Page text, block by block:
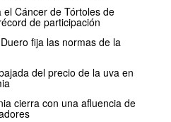
el Cáncer de Tórtoles de
de participación
fija las normas de la
del precio de la uva en
cierra con una afluencia de